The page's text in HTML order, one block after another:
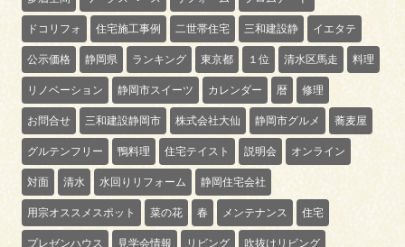
ドコリフォ 住宅施工事例 二世帯住宅 三和建設静 イエタテ
公示価格 静岡県 ランキング 東京都 １位 清水区馬走 料理
リノベーション 静岡市スイーツ カレンダー 暦 修理
お問合せ 三和建設静岡市 株式会社大仙 静岡市グルメ 蕎麦屋
グルテンフリー 鴨料理 住宅テイスト 説明会 オンライン
対面 清水 水回りリフォーム 静岡住宅会社
用宗オススメスポット 菜の花 春 メンテナンス 住宅
プレゼンハウス 見学会情報 リビング 吹抜けリビング